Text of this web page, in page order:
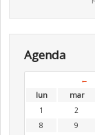
Agenda
←
lun
mar
1
2
8
9